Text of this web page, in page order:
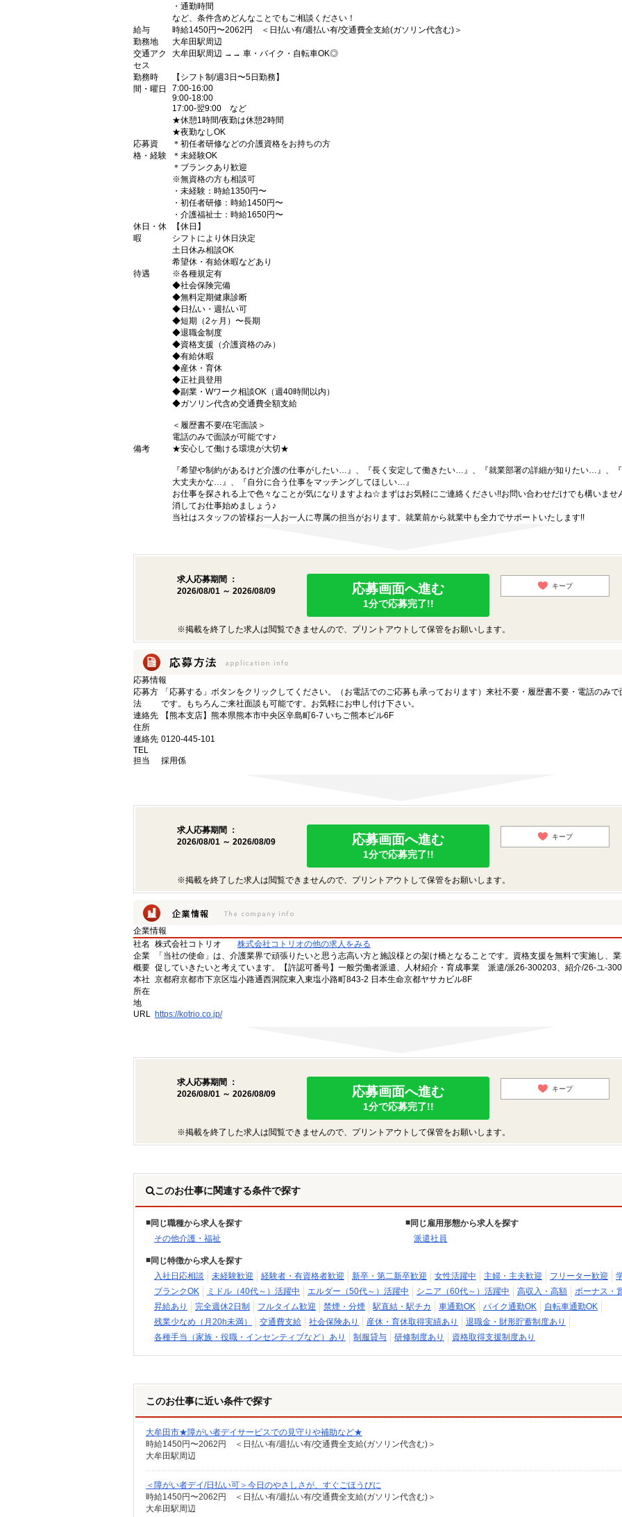
・通勤時間
など、条件含めどんなことでもご相談ください！
給与
時給1450円〜2062円 ＜日払い有/週払い有/交通費全支給(ガソリン代含む)＞
勤務地
大牟田駅周辺
交通アク
セス
大牟田駅周辺 →→ 車・バイク・自転車OK◎
勤務時
間・曜日
【シフト制/週3日〜5日勤務】
7:00-16:00
9:00-18:00
17:00-翌9:00 など
★休憩1時間/夜勤は休憩2時間
★夜勤なしOK
応募資
格・経験
＊初任者研修などの介護資格をお持ちの方
＊未経験OK
＊ブランクあり歓迎
※無資格の方も相談可
・未経験：時給1350円〜
・初任者研修：時給1450円〜
・介護福祉士：時給1650円〜
休日・休
暇
【休日】
シフトにより休日決定
土日休み相談OK
希望休・有給休暇などあり
待遇
※各種規定有
◆社会保険完備
◆無料定期健康診断
◆日払い・週払い可
◆短期（2ヶ月）〜長期
◆退職金制度
◆資格支援（介護資格のみ）
◆有給休暇
◆産休・育休
◆正社員登用
◆副業・Wワーク相談OK（週40時間以内）
◆ガソリン代含め交通費全額支給
＜履歴書不要/在宅面談＞
電話のみで面談が可能です♪
備考
★安心して働ける環境が大切★
『希望や制約があるけど介護の仕事がしたい…』、『長く安定して働きたい…』、『就業部署の詳細が知りたい…』、
大丈夫かな…』、『自分に合う仕事をマッチングしてほしい…』
お仕事を探される上で色々なことが気になりますよね☆まずはお気軽にご連絡ください!!お問い合わせだけでも構いませ
消してお仕事始めましょう♪
当社はスタッフの皆様お一人お一人に専属の担当がおります。就業前から就業中も全力でサポートいたします!!
求人応募期間 ：
2026/08/01 ～ 2026/08/09
応募画面へ進む
1分で応募完了!!
キープ
※掲載を終了した求人は閲覧できませんので、プリントアウトして保管をお願いします。
応募情報
応募方
法
「応募する」ボタンをクリックしてください。（お電話でのご応募も承っております）来社不要・履歴書不要・電話のみで
です。もちろんご来社面談も可能です。お気軽にお申し付け下さい。
連絡先
住所
【熊本支店】熊本県熊本市中央区辛島町6-7 いちご熊本ビル6F
連絡先
TEL
0120-445-101
担当 採用係
求人応募期間 ：
2026/08/01 ～ 2026/08/09
応募画面へ進む
1分で応募完了!!
キープ
※掲載を終了した求人は閲覧できませんので、プリントアウトして保管をお願いします。
企業情報
社名
株式会社コトリオ
株式会社コトリオの他の求人をみる
企業
概要
「当社の使命」は、介護業界で頑張りたいと思う志高い方と施設様との架け橋となることです。資格支援を無料で実施し、
促していきたいと考えています。【許認可番号】一般労働者派遣、人材紹介・育成事業 派遣/派26-300203、紹介/26-ユ-
本社
所在
地
京都府京都市下京区塩小路通西洞院東入東塩小路町843-2 日本生命京都ヤサカビル8F
URL https://kotrio.co.jp/
求人応募期間 ：
2026/08/01 ～ 2026/08/09
応募画面へ進む
1分で応募完了!!
キープ
※掲載を終了した求人は閲覧できませんので、プリントアウトして保管をお願いします。
このお仕事に関連する条件で探す
同じ職種から求人を探す
その他介護・福祉
同じ雇用形態から求人を探す
派遣社員
同じ特徴から求人を探す
入社日応相談
未経験歓迎 経験者・有資格者歓迎 新卒・第二新卒歓迎 女性活躍中 主婦・主夫歓迎 フリーター歓迎
ブランクOK
ミドル（40代～）活躍中 エルダー（50代～）活躍中 シニア（60代～）活躍中 高収入・高額
ボーナス・
昇給あり
完全週休2日制 フルタイム歓迎 禁煙・分煙 駅直結・駅チカ 車通勤OK バイク通勤OK
自転車通勤OK
残業少なめ（月20h未満）
交通費支給 社会保険あり 産休・育休取得実績あり
退職金・財形貯蓄制度あり
各種手当（家族・役職・インセンティブなど）あり
制服貸与 研修制度あり 資格取得支援制度あり
このお仕事に近い条件で探す
大牟田市★障がい者デイサービスでの見守りや補助など★
時給1450円〜2062円 ＜日払い有/週払い有/交通費全支給(ガソリン代含む)＞
大牟田駅周辺
＜障がい者デイ/日払い可＞今日のやさしさが、すぐごほうびに
時給1450円〜2062円 ＜日払い有/週払い有/交通費全支給(ガソリン代含む)＞
大牟田駅周辺